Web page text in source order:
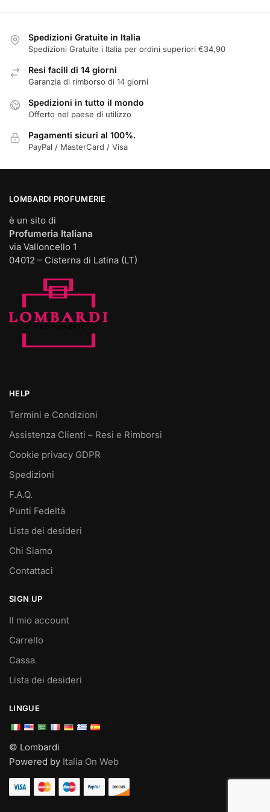
nella
pagina
del
prodotto
pagina
Spedizioni Gratuite in Italia
Spedizioni Gratuite i Italia per ordini superiori €34,90
Resi facili di 14 giorni
Garanzia di rimborso di 14 giorni
Spedizioni in tutto il mondo
Offerto nel paese di utilizzo
Pagamenti sicuri al 100%.
PayPal / MasterCard / Visa
LOMBARDI PROFUMERIE
è un sito di
Profumeria Italiana
via Valloncello 1
04012 – Cisterna di Latina (LT)
HELP
Termini e Condizioni
Assistenza Clienti – Resi e Rimborsi
Cookie privacy GDPR
Spedizioni
F.A.Q.
Punti Fedeltà
Lista dei desideri
Chi Siamo
Contattaci
SIGN UP
Il mio account
Carrello
Cassa
Lista dei desideri
LINGUE
© Lombardi
Powered by Italia On Web